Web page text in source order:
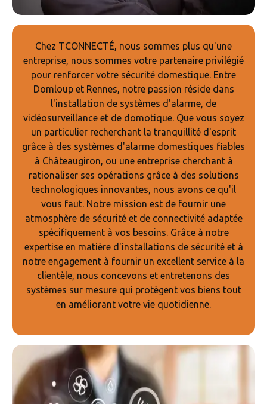
Chez TCONNECTÉ, nous sommes plus qu'une
entreprise, nous sommes votre partenaire privilégié
pour renforcer votre sécurité domestique. Entre
Domloup et Rennes, notre passion réside dans
l'installation de systèmes d'alarme, de
vidéosurveillance et de domotique. Que vous soyez
un particulier recherchant la tranquillité d'esprit
grâce à des systèmes d'alarme domestiques fiables
à Châteaugiron, ou une entreprise cherchant à
rationaliser ses opérations grâce à des solutions
technologiques innovantes, nous avons ce qu'il
vous faut. Notre mission est de fournir une
atmosphère de sécurité et de connectivité adaptée
spécifiquement à vos besoins. Grâce à notre
expertise en matière d'installations de sécurité et à
notre engagement à fournir un excellent service à la
clientèle, nous concevons et entretenons des
systèmes sur mesure qui protègent vos biens tout
en améliorant votre vie quotidienne.